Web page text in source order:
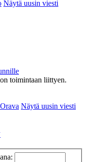
Näytä uusin viesti
toimintaan liittyen.
Näytä uusin viesti